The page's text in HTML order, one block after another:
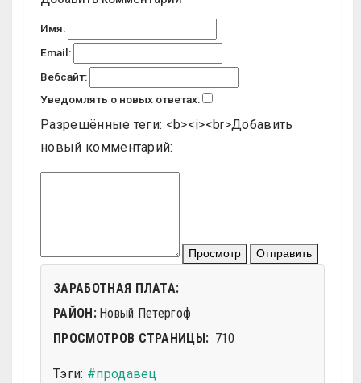
Имя:
Email:
Вебсайт:
Уведомлять о новых ответах:
Разрешённые теги: <b><i><br>Добавить
новый комментарий:
Просмотр Отправить
ЗАРАБОТНАЯ ПЛАТА:
РАЙОН: Новый Петергоф
ПРОСМОТРОВ СТРАНИЦЫ: 710
Тэги: #продавец